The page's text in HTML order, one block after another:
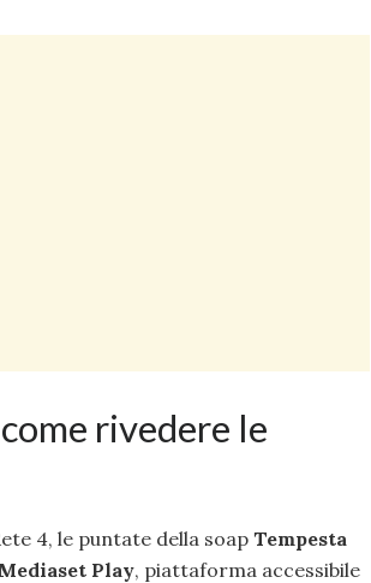
rivedere le
4, le puntate della soap Tempesta
Mediaset Play, piattaforma accessibile